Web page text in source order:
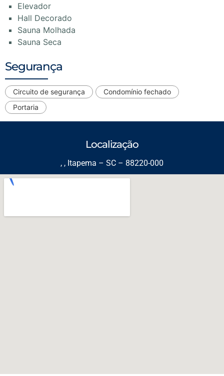
Elevador
Hall Decorado
Sauna Molhada
Sauna Seca
Segurança
Circuito de segurança
Condomínio fechado
Portaria
Localização
, , Itapema – SC – 88220-000